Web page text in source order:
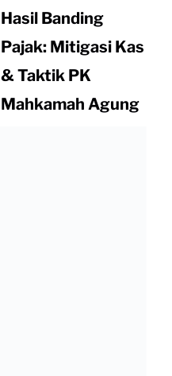
Hasil Banding
Pajak: Mitigasi Kas
& Taktik PK
Mahkamah Agung